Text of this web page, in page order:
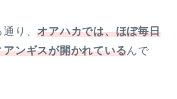
通り、オアハカでは、ほぼ毎日
ンギスが開かれているんで